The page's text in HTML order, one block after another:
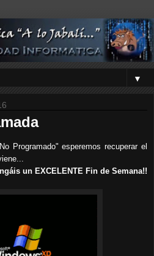
▼
Programado" esperemos recuperar el
un EXCELENTE Fin de Semana!!